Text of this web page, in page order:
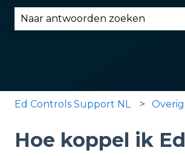
Ed Controls Support NL Overig
Hoe koppel ik Ed